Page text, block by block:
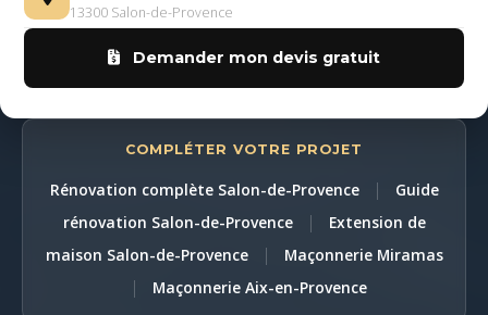
13300 Salon-de-Provence
Demander mon devis gratuit
COMPLÉTER VOTRE PROJET
Rénovation complète Salon-de-Provence |
Guide
rénovation Salon-de-Provence
|
Extension de
maison Salon-de-Provence
| Maçonnerie Miramas
| Maçonnerie Aix-en-Provence